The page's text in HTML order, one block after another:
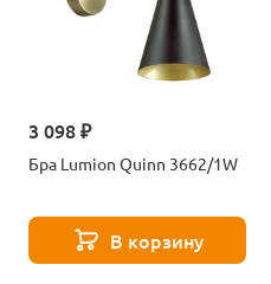
3 098 ₽
Бра Lumion Quinn 3662/1W
В корзину